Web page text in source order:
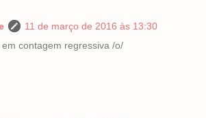
11 de março de 2016 às 13:30
contagem regressiva /o/